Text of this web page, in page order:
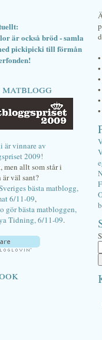
är också bröd - samla
pickipicki till förmån
är vinnare av
2009!
men allt som står i
väl sant?
bästa matblogg,
6/11-09,
gör bästa matbloggen,
Tidning, 6/11-09.
•
•
•
•
•
•